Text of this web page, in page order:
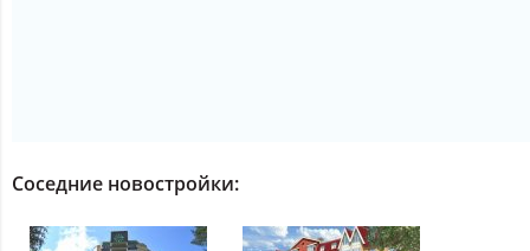
Соседние новостройки: